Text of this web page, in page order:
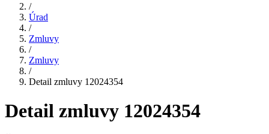
/
Úrad
/
Zmluvy
/
Zmluvy
/
Detail zmluvy 12024354
Detail zmluvy 12024354